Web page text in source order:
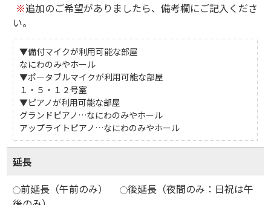
※追加のご希望がありましたら、備考欄にご記入くださ
い。
▼備付マイクが利用可能な部屋
なにわのみやホール
▼ポータブルマイクが利用可能な部屋
１・５・１２号室
▼ピアノが利用可能な部屋
グランドピアノ…なにわのみやホール
アップライトピアノ…なにわのみやホール
延長
前延長（午前のみ）
後延長（夜間のみ：日祝は午